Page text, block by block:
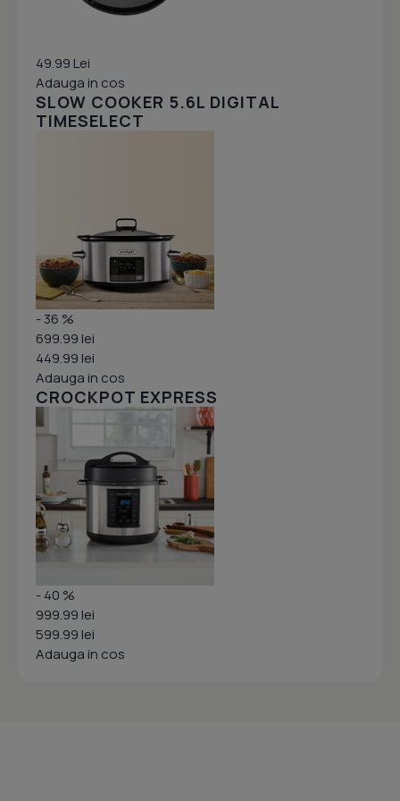
49.99 Lei
Adauga in cos
SLOW COOKER 5.6L DIGITAL
TIMESELECT
- 36 %
699.99 lei
449.99 lei
Adauga in cos
CROCKPOT EXPRESS
- 40 %
999.99 lei
599.99 lei
Adauga in cos